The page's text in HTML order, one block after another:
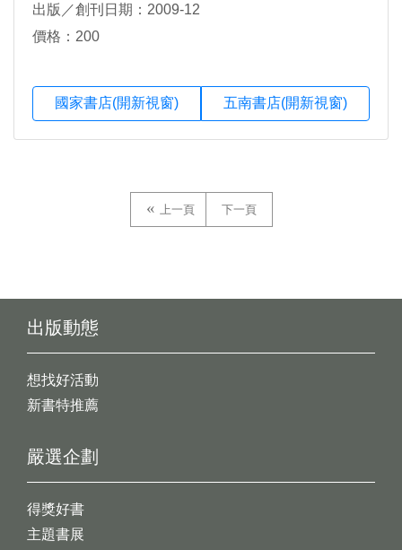
出版／創刊日期：2009-12
價格：200
國家書店(開新視窗) 五南書店(開新視窗)
上一頁 下一頁
出版動態
想找好活動
新書特推薦
嚴選企劃
得獎好書
主題書展